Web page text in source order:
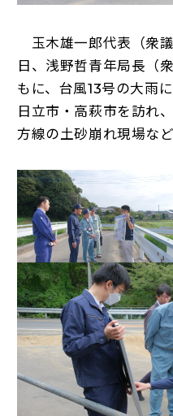
玉木雄一郎代表（衆
日、浅野哲青年局長（
もに、台風13号の大雨
日立市・高萩市を訪れ
方線の土砂崩れ現場な